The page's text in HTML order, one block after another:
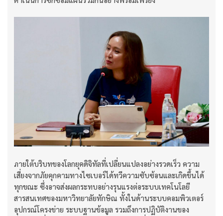
ภายใต้บริบทของโลกยุคดิจิทัลที่เปลี่ยนแปลงอย่างรวดเร็ว ความ
เสี่ยงจากภัยคุกคามทางไซเบอร์ได้ทวีความซับซ้อนและเกิดขึ้นได้
ทุกขณะ ซึ่งอาจส่งผลกระทบอย่างรุนแรงต่อระบบเทคโนโลยี
สารสนเทศของมหาวิทยาลัยทักษิณ ทั้งในด้านระบบคอมพิวเตอร์
อุปกรณ์โครงข่าย ระบบฐานข้อมูล รวมถึงการปฏิบัติงานของ